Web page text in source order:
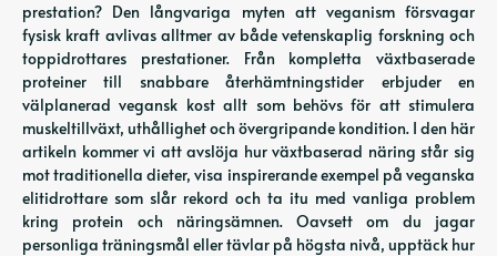
prestation? Den långvariga myten att veganism försvagar
fysisk kraft avlivas alltmer av både vetenskaplig forskning och
toppidrottares prestationer. Från kompletta växtbaserade
proteiner till snabbare återhämtningstider erbjuder en
välplanerad vegansk kost allt som behövs för att stimulera
muskeltillväxt, uthållighet och övergripande kondition. I den här
artikeln kommer vi att avslöja hur växtbaserad näring står sig
mot traditionella dieter, visa inspirerande exempel på veganska
elitidrottare som slår rekord och ta itu med vanliga problem
kring protein och näringsämnen. Oavsett om du jagar
personliga träningsmål eller tävlar på högsta nivå, upptäck hur